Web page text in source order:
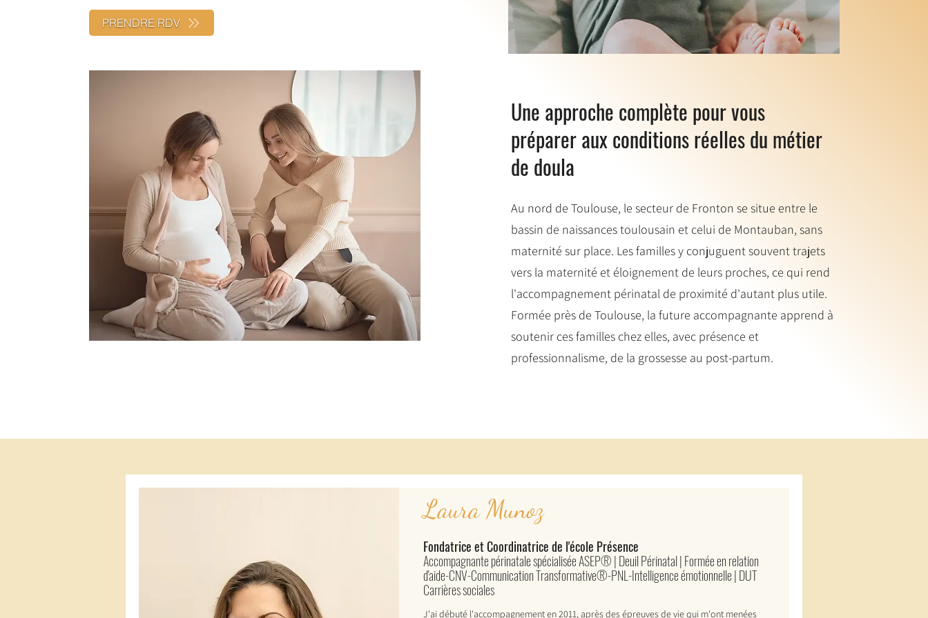
PRENDRE RDV
Une approche complète pour vous
préparer aux conditions réelles du métier
de doula
Au nord de Toulouse, le secteur de Fronton se situe entre le
bassin de naissances toulousain et celui de Montauban, sans
maternité sur place. Les familles y conjuguent souvent trajets
vers la maternité et éloignement de leurs proches, ce qui rend
l'accompagnement périnatal de proximité d'autant plus utile.
Formée près de Toulouse, la future accompagnante apprend à
soutenir ces familles chez elles, avec présence et
professionnalisme, de la grossesse au post-partum.
Laura Munoz
Fondatrice et Coordinatrice de l'école Présence
Accompagnante périnatale spécialisée ASEP® | Deuil Périnatal | Formée en relation
d'aide-CNV-Communication Transformative®-PNL-Intelligence émotionnelle | DUT
Carrières sociales
J'ai débuté l'accompagnement en 2011, après des épreuves de vie qui m'ont menées